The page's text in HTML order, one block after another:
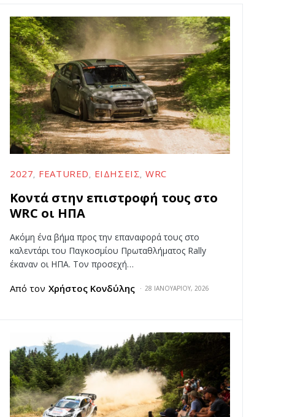
2027 FEATURED ΕΙΔΉΣΕΙΣ WRC
Κοντά στην επιστροφή τους στο
WRC οι ΗΠΑ
Ακόμη ένα βήμα προς την επαναφορά τους στο
καλεντάρι του Παγκοσμίου Πρωταθλήματος Rally
έκαναν οι ΗΠΑ. Τον προσεχή…
Από τον Χρήστος Κονδύλης 28 ΙΑΝΟΥΑΡΊΟΥ, 2026